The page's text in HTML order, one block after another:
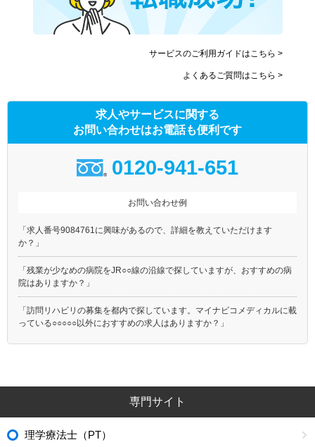
サービスのご利用ガイドはこちら >
よくあるご質問はこちら >
求人やサービスに関する
お問い合わせはお電話も便利です
0120-941-651
お問い合わせ例
「求人番号9084761に興味があるので、詳細を教えていただけます
か？」
「残業が少なめの病院をJR○○線の沿線で探していますが、おすすめの病
院はありますか？」
「訪問リハビリの募集を都内で探しています。マイナビコメディカルに載
っている○○○○○以外におすすめの求人はありますか？」
専門サイト
理学療法士（PT）